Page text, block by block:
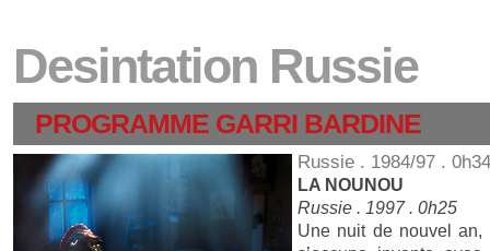
Desintation Russie
PROGRAMME GARRI BARDINE
Russie . 1984/97 .
LA NOUNOU
Russie . 1997 . 0h25
Une nuit de nouvel an,